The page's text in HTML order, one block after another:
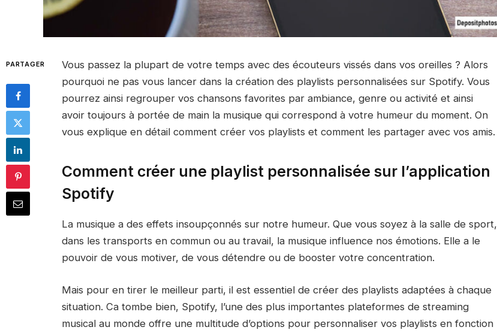
PARTAGER
Vous passez la plupart de votre temps avec des écouteurs vissés dans vos oreilles ? Alors
pourquoi ne pas vous lancer dans la création des playlists personnalisées sur Spotify. Vous
pourrez ainsi regrouper vos chansons favorites par ambiance, genre ou activité et ainsi
avoir toujours à portée de main la musique qui correspond à votre humeur du moment. On
vous explique en détail comment créer vos playlists et comment les partager avec vos amis.
Comment créer une playlist personnalisée sur l’application
Spotify
La musique a des effets insoupçonnés sur notre humeur. Que vous soyez à la salle de sport,
dans les transports en commun ou au travail, la musique influence nos émotions. Elle a le
pouvoir de vous motiver, de vous détendre ou de booster votre concentration.
Mais pour en tirer le meilleur parti, il est essentiel de créer des playlists adaptées à chaque
situation. Ca tombe bien, Spotify, l’une des plus importantes plateformes de streaming
musical au monde offre une multitude d’options pour personnaliser vos playlists en fonction